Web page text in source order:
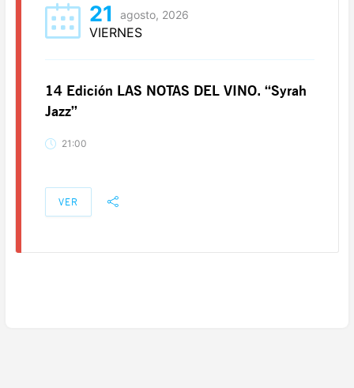
21 agosto, 2026
VIERNES
14 Edición LAS NOTAS DEL VINO. “Syrah
Jazz”
21:00
VER